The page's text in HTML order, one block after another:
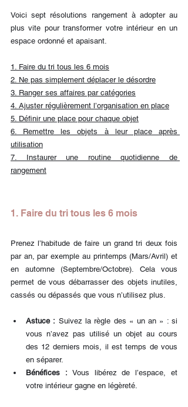
Voici sept résolutions rangement à adopter au
plus vite pour transformer votre intérieur en un
espace ordonné et apaisant.
1. Faire du tri tous les 6 mois
2. Ne pas simplement déplacer le désordre
3. Ranger ses affaires par catégories
4. Ajuster régulièrement l’organisation en place
5. Définir une place pour chaque objet
6. Remettre les objets à leur place après
utilisation
7. Instaurer une routine quotidienne de
rangement
1. Faire du tri tous les 6 mois
Prenez l’habitude de faire un grand tri deux fois
par an, par exemple au printemps (Mars/Avril) et
en automne (Septembre/Octobre). Cela vous
permet de vous débarrasser des objets inutiles,
cassés ou dépassés que vous n’utilisez plus.
Astuce : Suivez la règle des « un an » : si
vous n’avez pas utilisé un objet au cours
des 12 derniers mois, il est temps de vous
en séparer.
Bénéfices : Vous libérez de l’espace, et
votre intérieur gagne en légèreté.